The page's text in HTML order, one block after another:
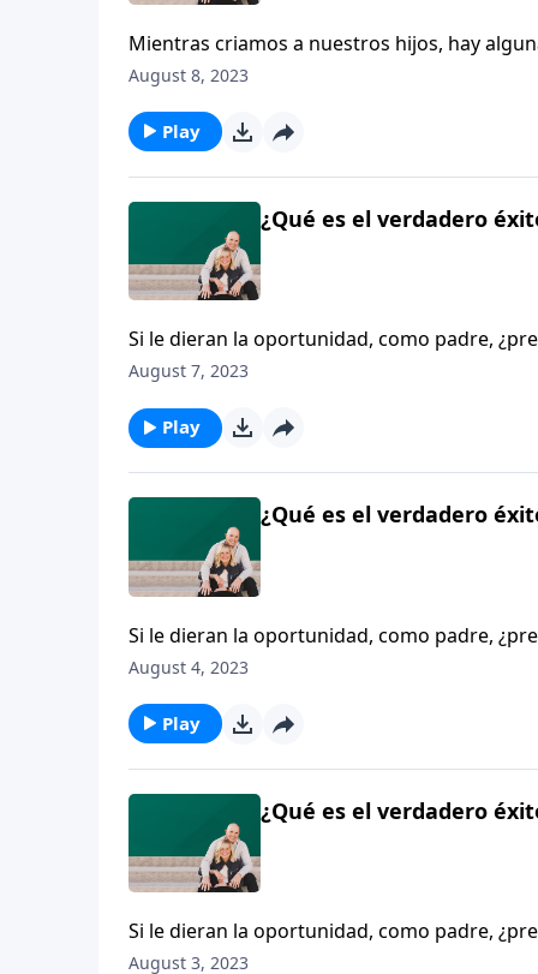
Mientras criamos a nuestros hijos, hay
menos importantes. El programa de hoy
August 8, 2023
Play
¿Qué es el verdadero
Si le dieran la oportunidad, como padre,
grandes? La verdadera grandeza es un
son las cosas principales y asegurarnos de
August 7, 2023
Play
¿Qué es el verdadero
Si le dieran la oportunidad, como padre,
grandes? La verdadera grandeza es un
son las cosas principales y asegurarnos de
August 4, 2023
Play
¿Qué es el verdadero
Si le dieran la oportunidad, como padre,
grandes? La verdadera grandeza es un
August 3, 2023